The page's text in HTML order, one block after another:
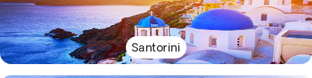
Santorini